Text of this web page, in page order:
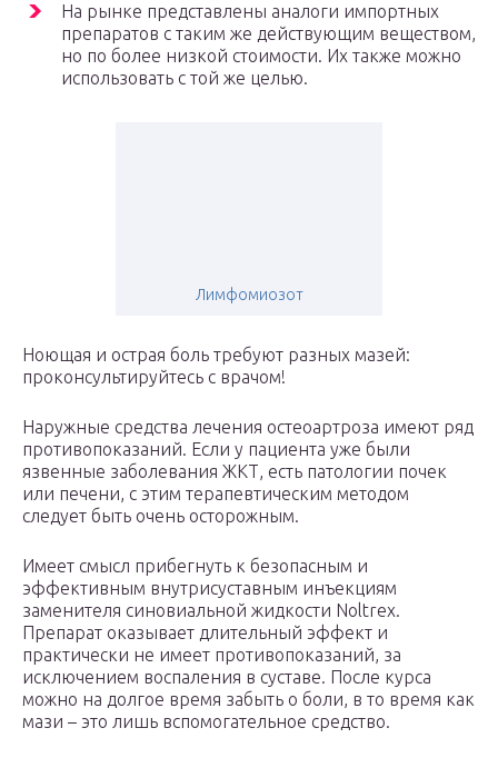
На рынке представлены аналоги импортных
препаратов с таким же действующим веществом,
но по более низкой стоимости. Их также можно
использовать с той же целью.
Лимфомиозот
Ноющая и острая боль требуют разных мазей:
проконсультируйтесь с врачом!
Наружные средства лечения остеоартроза имеют ряд
противопоказаний. Если у пациента уже были
язвенные заболевания ЖКТ, есть патологии почек
или печени, с этим терапевтическим методом
следует быть очень осторожным.
Имеет смысл прибегнуть к безопасным и
эффективным внутрисуставным инъекциям
заменителя синовиальной жидкости Noltrex.
Препарат оказывает длительный эффект и
практически не имеет противопоказаний, за
исключением воспаления в суставе. После курса
можно на долгое время забыть о боли, в то время как
мази – это лишь вспомогательное средство.